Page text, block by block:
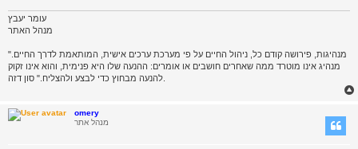
עומר יעבץ
מנהל האתר
"מנהיגות, פירושה קודם כל, ניהול החיים על פי מערכת ערכים אישית, המותאמת לדרך החיים.
מנהיג אינו מוטרד ממה שאחרים חושבים או אומרים: ההנעה שלו היא פנימית, והוא אינו זקוק
omery
מנהל אתר